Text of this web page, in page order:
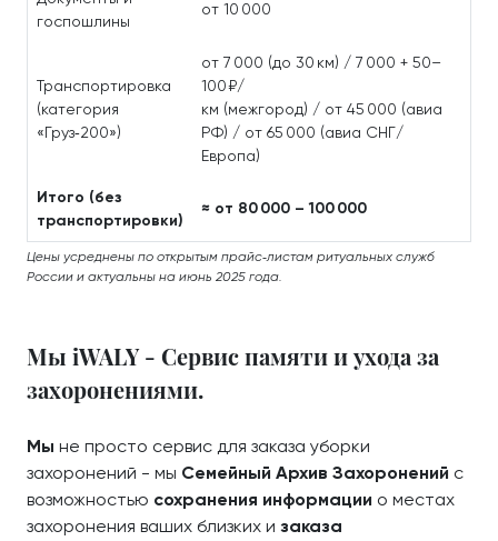
госпошлины
от 10 000
Транспортировка
(категория
«Груз‑200»)
от 7 000 (до 30 км) / 7 000 + 50–
100 ₽/
км (межгород) / от 45 000 (авиа
РФ) / от 65 000 (авиа СНГ/
Европа)
Итого (без
транспортировки)
≈ от 80 000 – 100 000
Цены усреднены по открытым прайс‑листам ритуальных служб
России и актуальны на июнь 2025 года.
Мы iWALY - Сервис памяти и ухода за
захоронениями.
Мы не просто сервис для заказа уборки
захоронений - мы Семейный Архив Захоронений с
возможностью сохранения информации о местах
захоронения ваших близких и заказа